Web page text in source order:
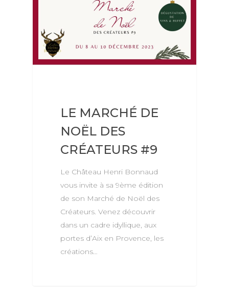
LE MARCHÉ DE
NOËL DES
CRÉATEURS #9
Le Château Henri Bonnaud
vous invite à sa 9ème édition
de son Marché de Noël des
Créateurs. Venez découvrir
dans un cadre idyllique, aux
portes d’Aix en Provence, les
créations…